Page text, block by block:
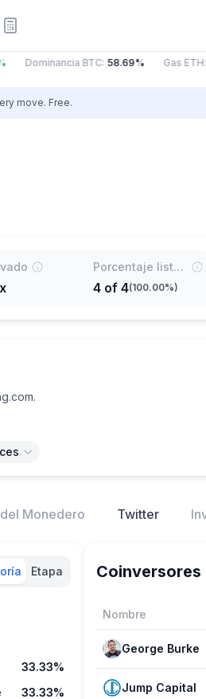
Dominancia BTC:58.69% Gas ETH:
move. Free.
Porcentaje listado en Binance
4of 4(100.00%)
Monedero Twitter
Etapa
33.33%
33.33%
Coinversores
Nombre
George Burke
Jump Capital